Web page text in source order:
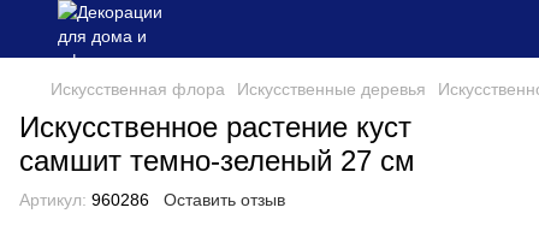
Искусственная флора Искусственные деревья
Искусственное растение куст
самшит темно-зеленый 27 см
Артикул: 960286 Оставить отзыв